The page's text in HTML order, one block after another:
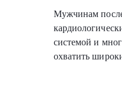
Мужчинам
системой и
охватить